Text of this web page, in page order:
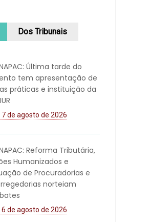
Dos Tribunais
Última tarde do
tem apresentação de
práticas e instituição da
7 de agosto de 2026
Reforma Tributária,
Humanizados e
de Procuradorias e
norteiam
6 de agosto de 2026